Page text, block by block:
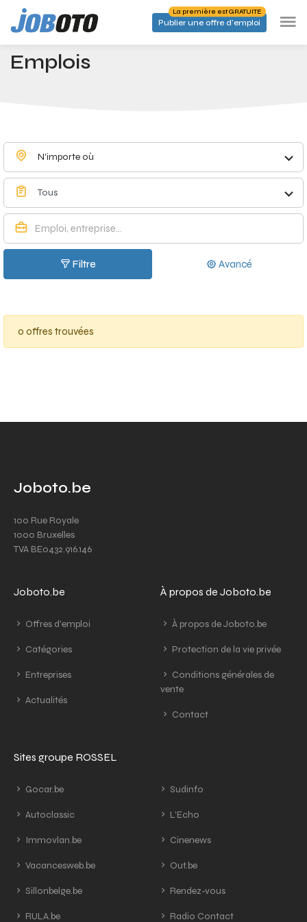
Skip to main content
Publier une offre d'emploi
La première est GRATUITE
Accueil Emplois à Zoersel - Joboto
Emplois
N'importe où
Tous
Filtre Avancé
0 offres trouvées
Joboto.be
100 Rue Royale
1000 Bruxelles
TVA BE0432.916.146
Joboto.be
Offres d'emploi
Catégories
Entreprises
Actualités
À propos de Joboto.be
À propos de Joboto.be
Protection de la vie privée
Conditions générales de
vente
Contact
Sites groupe ROSSEL
Gocar.be
Autoclassic
Immovlan.be
Vacancesweb.be
Sillonbelge.be
RULA.be
Sudinfo
L'Echo
Cinenews
Out.be
Rendez-vous
Radio Contact